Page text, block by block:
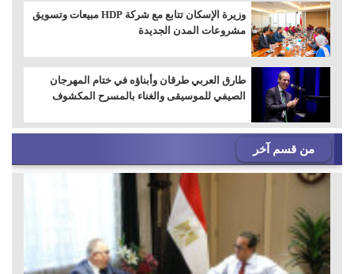
وزيرة الإسكان تتابع مع شركة HDP مبيعات وتسويق
مشروعات المدن الجديدة
طارق العربي طرقان وأبناؤه في ختام المهرجان
الصيفي للموسيقى والغناء بالمسرح المكشوف
من قسم آخر